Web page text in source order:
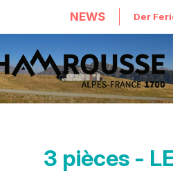
NEWS Der
3 pièces -
Ausrüstung, Dienstleistungen